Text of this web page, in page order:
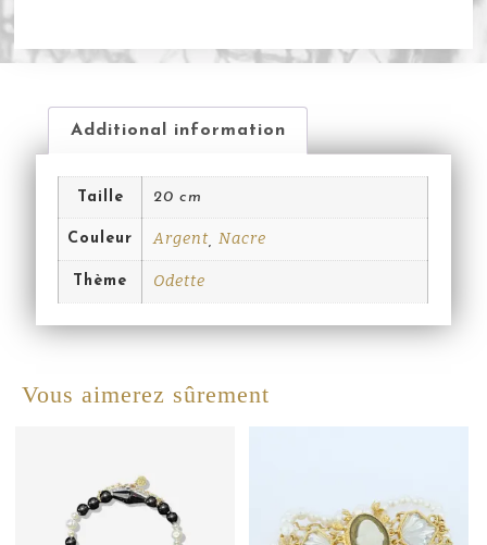
Additional information
Taille 20 cm
Couleur Argent ,Nacre
Thème Odette
Vous aimerez sûrement